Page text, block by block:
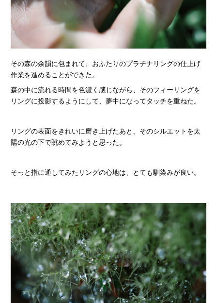
その森の余韻に包まれて、おふたりのプラチナリングの仕上げ
作業を進めることができた。
森の中に流れる時間を色濃く感じながら、そのフィーリングを
リングに投影するようにして、夢中になってタッチを重ねた。
リングの表面をきれいに磨き上げたあと、そのシルエットを太
陽の光の下で眺めてみようと思った。
そっと指に通してみたリングの心地は、とても馴染みが良い。